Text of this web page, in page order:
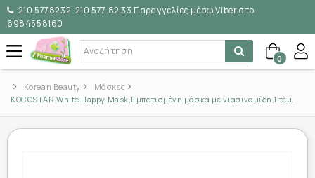
210 5778232-210 577 82 33 Παραγγελίες μέσω Viber στο
6984558160
0
Korean Beauty
Μάσκες
KOCOSTAR White Happy Mask,Εμποτισμένη μάσκα με νιασιναμίδη,1 τεμ.